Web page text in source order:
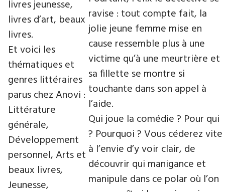
ravise : tout compte fait, la
jolie jeune femme mise en
cause ressemble plus à une
victime qu’à une meurtrière et
sa fillette se montre si
touchante dans son appel à
l’aide.
Qui joue la comédie ? Pour qui
? Pourquoi ? Vous céderez vite
à l’envie d’y voir clair, de
découvrir qui manigance et
manipule dans ce polar où l’on
livres jeunesse,
livres d’art, beaux
livres.
Et voici les
thématiques et
genres littéraires
parus chez Anovi :
Littérature
générale,
Développement
personnel, Arts et
beaux livres,
Jeunesse,